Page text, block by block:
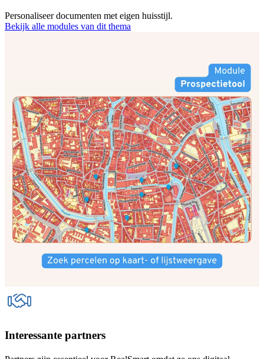
Personaliseer documenten met eigen huisstijl.
Bekijk alle modules van dit thema
Interessante partners